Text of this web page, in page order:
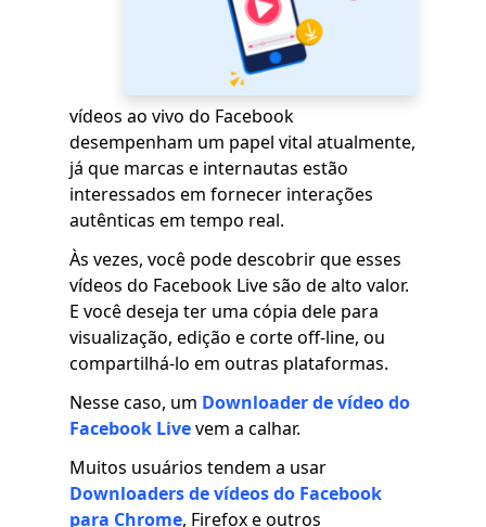
vídeos ao vivo do Facebook
desempenham um papel vital atualmente,
já que marcas e internautas estão
interessados ​​em fornecer interações
autênticas em tempo real.
Às vezes, você pode descobrir que esses
vídeos do Facebook Live são de alto valor.
E você deseja ter uma cópia dele para
visualização, edição e corte off-line, ou
compartilhá-lo em outras plataformas.
Nesse caso, um Downloader de vídeo do
Facebook Livevem a calhar.
Muitos usuários tendem a usar
Downloaders de vídeos do Facebook
para Chrome, Firefox e outros